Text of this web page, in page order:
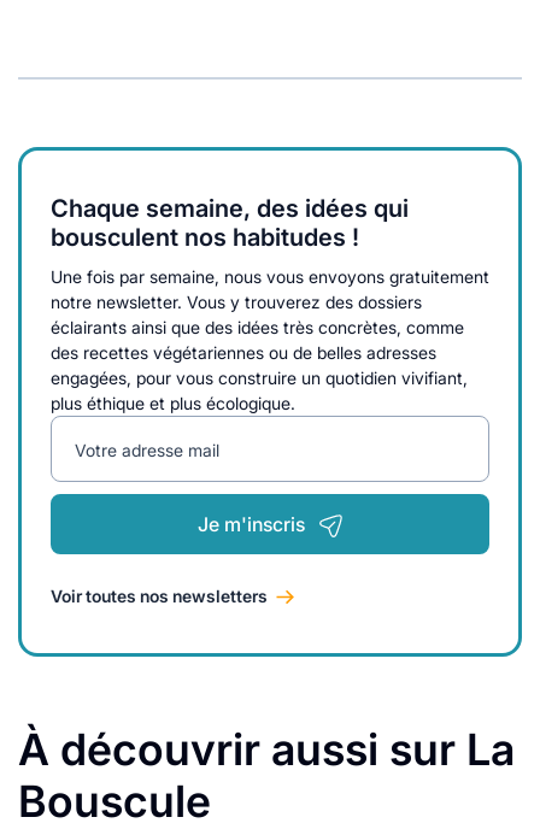
Chaque semaine, des idées qui
bousculent nos habitudes !
Une fois par semaine, nous vous envoyons gratuitement
notre newsletter. Vous y trouverez des dossiers
éclairants ainsi que des idées très concrètes, comme
des recettes végétariennes ou de belles adresses
engagées, pour vous construire un quotidien vivifiant,
plus éthique et plus écologique.
Votre adresse mail
Je m'inscris
Voir toutes nos newsletters
À découvrir aussi sur La
Bouscule